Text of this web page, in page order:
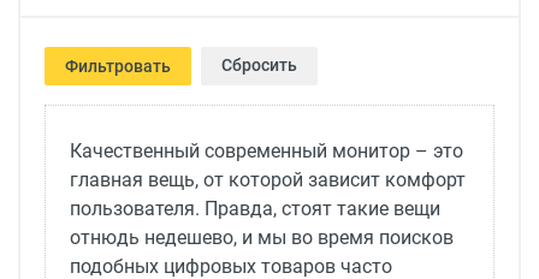
Фильтровать Сбросить
Качественный современный монитор – это
главная вещь, от которой зависит комфорт
пользователя. Правда, стоят такие вещи
отнюдь недешево, и мы во время поисков
подобных цифровых товаров часто